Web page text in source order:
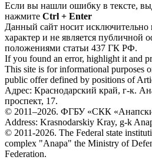
Если вы нашли ошибку в тексте,
нажмите Ctrl + Enter
Данный сайт носит
характер и не является публичной
положениями статьи 437 ГК РФ.
If you found an error, highlight it and
This site is for informational purposes
public offer defined by positions of
Адрес: Краснодарский край, г-к.
проспект, 17.
© 2011–2026. ФГБУ «СКК
Address: Krasnodarskiy Kray, g-k
© 2011-2026. The Federal state
complex "Anapa" the Ministry of
Federation.